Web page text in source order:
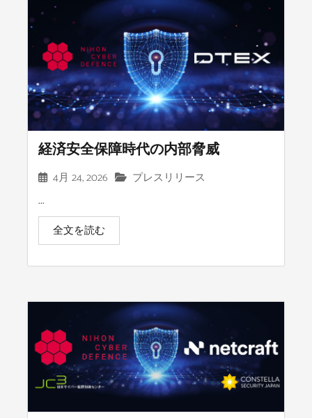
経済安全保障時代の内部脅威
4月 24, 2026
プレスリリース
...
全文を読む